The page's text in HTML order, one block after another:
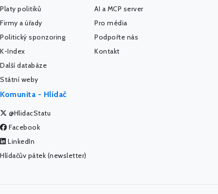
Platy politiků
Firmy a úřady
Politický sponzoring
K-Index
Další databáze
Státní weby
AI a MCP server
Pro média
Podpořte nás
Kontakt
Komunita - Hlídač
@HlidacStatu
Facebook
LinkedIn
Hlídačův pátek (newsletter)